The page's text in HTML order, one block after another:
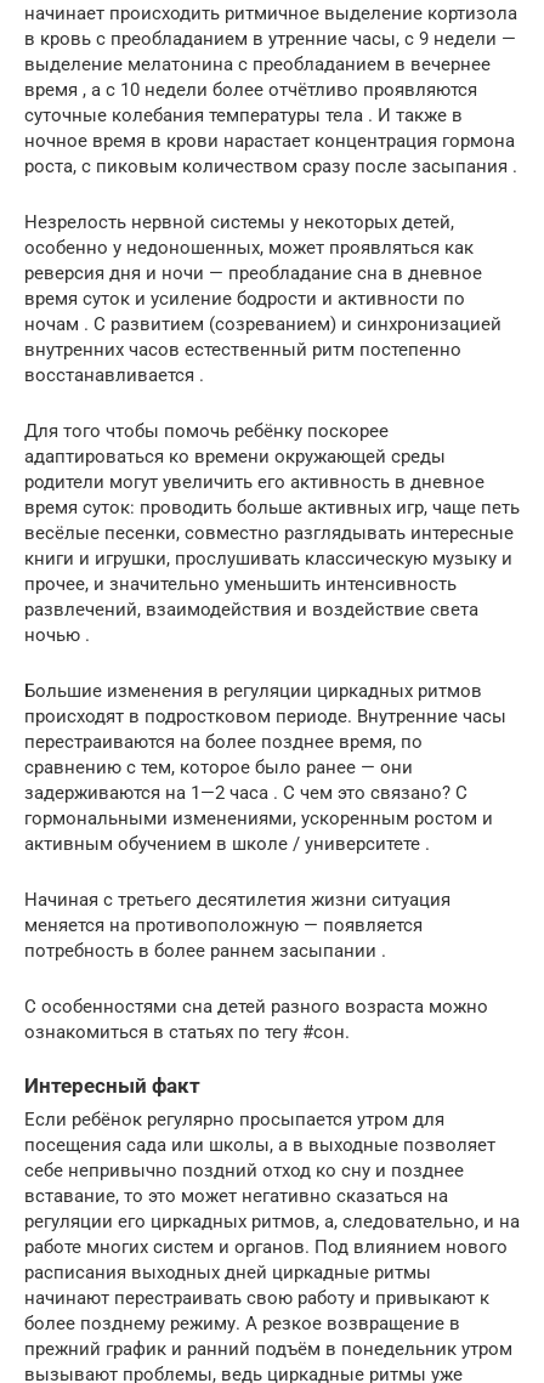
начинает происходить ритмичное выделение кортизола
в кровь с преобладанием в утренние часы, с 9 недели —
выделение мелатонина с преобладанием в вечернее
время , а с 10 недели более отчётливо проявляются
суточные колебания температуры тела . И также в
ночное время в крови нарастает концентрация гормона
роста, с пиковым количеством сразу после засыпания .
Незрелость нервной системы у некоторых детей,
особенно у недоношенных, может проявляться как
реверсия дня и ночи — преобладание сна в дневное
время суток и усиление бодрости и активности по
ночам . С развитием (созреванием) и синхронизацией
внутренних часов естественный ритм постепенно
восстанавливается .
Для того чтобы помочь ребёнку поскорее
адаптироваться ко времени окружающей среды
родители могут увеличить его активность в дневное
время суток: проводить больше активных игр, чаще петь
весёлые песенки, совместно разглядывать интересные
книги и игрушки, прослушивать классическую музыку и
прочее, и значительно уменьшить интенсивность
развлечений, взаимодействия и воздействие света
ночью .
Большие изменения в регуляции циркадных ритмов
происходят в подростковом периоде. Внутренние часы
перестраиваются на более позднее время, по
сравнению с тем, которое было ранее — они
задерживаются на 1—2 часа . С чем это связано? С
гормональными изменениями, ускоренным ростом и
активным обучением в школе / университете .
Начиная с третьего десятилетия жизни ситуация
меняется на противоположную — появляется
потребность в более раннем засыпании .
С особенностями сна детей разного возраста можно
ознакомиться в статьях по тегу #сон.
Интересный факт
Если ребёнок регулярно просыпается утром для
посещения сада или школы, а в выходные позволяет
себе непривычно поздний отход ко сну и позднее
вставание, то это может негативно сказаться на
регуляции его циркадных ритмов, а, следовательно, и на
работе многих систем и органов. Под влиянием нового
расписания выходных дней циркадные ритмы
начинают перестраивать свою работу и привыкают к
более позднему режиму. А резкое возвращение в
прежний график и ранний подъём в понедельник утром
вызывают проблемы, ведь циркадные ритмы уже